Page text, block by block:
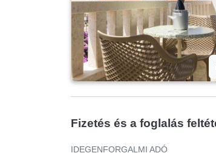
Fizetés és a foglalás
IDEGENFORGALMI ADÓ